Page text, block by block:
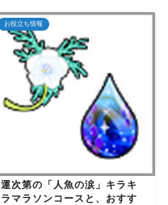
お役立ち情報
運次第の「人魚の涙」キラキ
ラマラソンコースと、おすす